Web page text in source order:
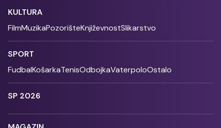
KULTURA
FilmMuzikaPozorišteKnjiževnostSlikarstvo
SPORT
FudbalKošarkaTenisOdbojkaVaterpoloOstalo
SP 2026